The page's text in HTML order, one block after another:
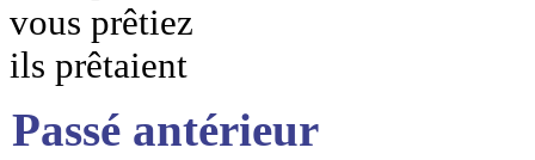
vous prêtiez
ils prêtaient
Passé antérieur